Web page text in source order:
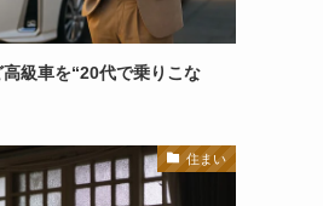
級車を“20代で乗りこな
住まい